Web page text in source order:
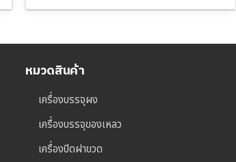
หมวดสินค้า
เครื่องบรรจุผง
เครื่องบรรจุของเหลว
เครื่องปิดฝาขวด